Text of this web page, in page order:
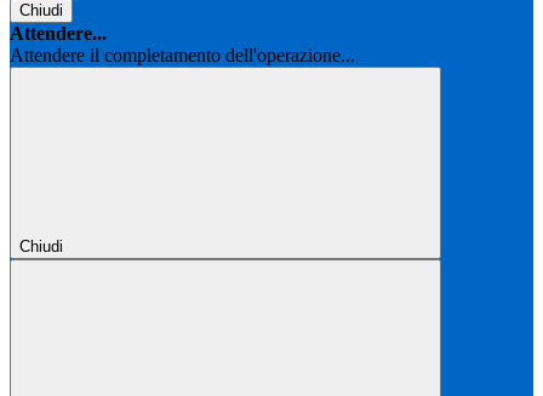
Chiudi
Attendere...
Attendere il completamento dell'operazione...
Chiudi